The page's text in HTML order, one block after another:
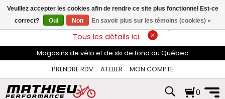
flèches
haut
et
pour
sélectionner
disponible.
Appuyez
LIVRAISON GRATUITEsur les commandes de plus de 74$*.
Tous les détails ici.
Magasins de vélo et de ski de fond au Québec
PRENDRE RDV
ATELIER MON COMPTE
0
Veuillez accepter les cookies afin de rendre ce site plus fonctionnel Est-ce
correct?
Oui Non En savoir plus sur les témoins (cookies) »